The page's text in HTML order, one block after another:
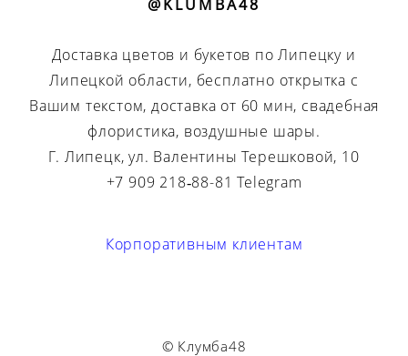
@KLUMBA48
Доставка цветов и букетов по Липецку и
Липецкой области, бесплатно открытка с
Вашим текстом, доставка от 60 мин, свадебная
флористика, воздушные шары.
Г. Липецк, ул. Валентины Терешковой, 10
+7 909 218‑88-81 Telegram
Корпоративным клиентам
© Клумба48